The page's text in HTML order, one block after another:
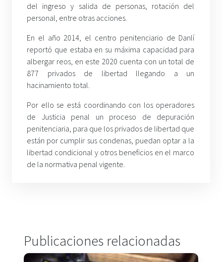
del ingreso y salida de personas, rotación del
personal, entre otras acciones.
En el año 2014, el centro penitenciario de Danlí
reportó que estaba en su máxima capacidad para
albergar reos, en este 2020 cuenta con un total de
877 privados de libertad llegando a un
hacinamiento total.
Por ello se está coordinando con los operadores
de Justicia penal un proceso de depuración
penitenciaria, para que los privados de libertad que
están por cumplir sus condenas, puedan optar a la
libertad condicional y otros beneficios en el marco
de la normativa penal vigente.
Publicaciones relacionadas